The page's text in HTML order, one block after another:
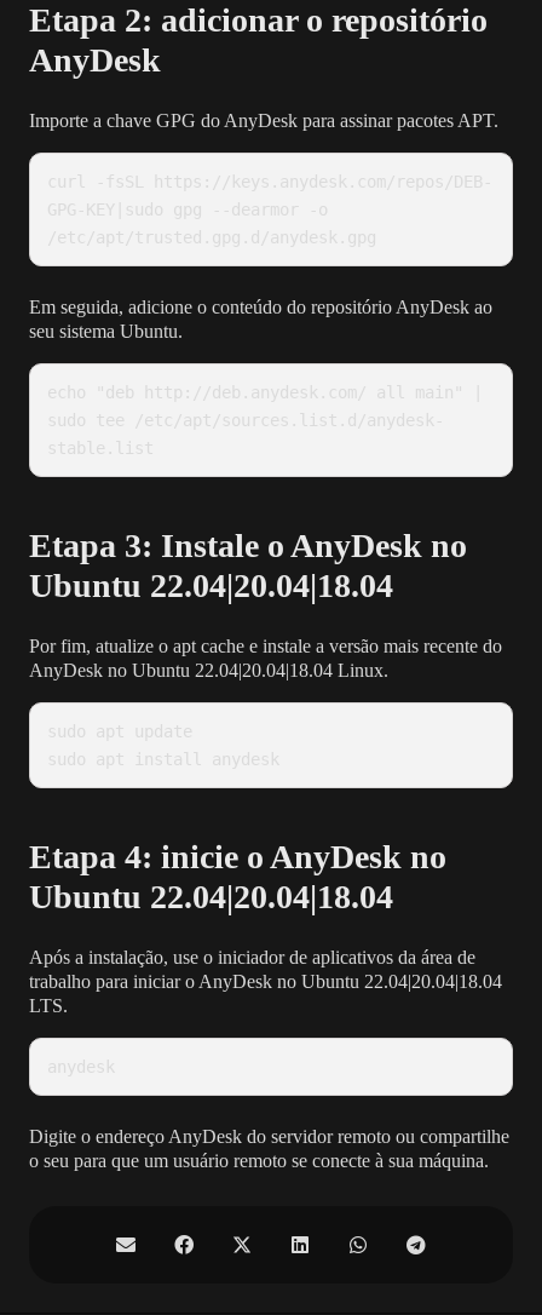
Etapa 2: adicionar o repositório
AnyDesk
Importe a chave GPG do AnyDesk para assinar pacotes APT.
curl -fsSL https://keys.anydesk.com/repos/DEB-
GPG-KEY|sudo gpg --dearmor -o
Em seguida, adicione o conteúdo do repositório AnyDesk ao
seu sistema Ubuntu.
echo "deb http://deb.anydesk.com/ all main" |
sudo tee /etc/apt/sources.list.d/anydesk-
Etapa 3: Instale o AnyDesk no
Ubuntu 22.04|20.04|18.04
Por fim, atualize o apt cache e instale a versão mais recente do
AnyDesk no Ubuntu 22.04|20.04|18.04 Linux.
sudo apt update
sudo apt install anydesk
Etapa 4: inicie o AnyDesk no
Ubuntu 22.04|20.04|18.04
Após a instalação, use o iniciador de aplicativos da área de
trabalho para iniciar o AnyDesk no Ubuntu 22.04|20.04|18.04
LTS.
anydesk
Digite o endereço AnyDesk do servidor remoto ou compartilhe
o seu para que um usuário remoto se conecte à sua máquina.